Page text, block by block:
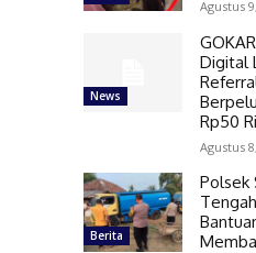
Agustus
News
Digital
Rp50
Agustus
Berita
Polsek